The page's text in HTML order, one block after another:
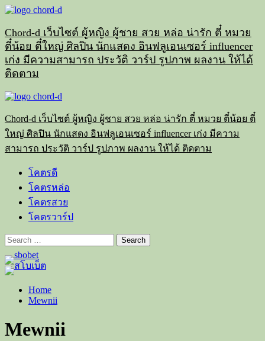
Skip
content
Chord-d เว็บไซต์ ผู้หญิง ผู้ชาย สวย หล่อ น่ารัก ตี๋ หมวย
ตี๋น้อย ตี๋ใหญ่ ศิลปิน นักแสดง อินฟลูเอนเซอร์ influencer
เก่ง มีความสามารถ ประวัติ วาร์ป รูปภาพ ผลงาน ให้ได้
ติดตาม
Primary
Chord-d เว็บไซต์ ผู้หญิง ผู้ชาย สวย หล่อ น่ารัก ตี๋ หมวย ตี๋น้อย ตี๋
ใหญ่ ศิลปิน นักแสดง อินฟลูเอนเซอร์ influencer เก่ง มีความ
สามารถ ประวัติ วาร์ป รูปภาพ ผลงาน ให้ได้ ติดตาม
โคตรดี
โคตรหล่อ
โคตรสวย
โคตรวาร์ป
Search
for:
Home
Mewnii
Mewnii